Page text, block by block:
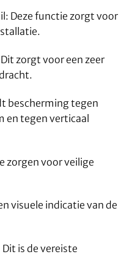
Deze functie zorgt voor
zorgt voor een zeer
bescherming tegen
en tegen verticaal
zorgen voor veilige
visuele indicatie van de
is de vereiste